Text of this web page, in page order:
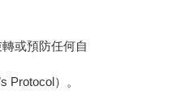
或預防任何自
Protocol）。